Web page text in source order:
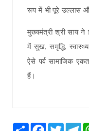
रूप में भी पूरे उल्लास
मुख्यमंत्री श्री साय
में सुख, समृद्धि,
ऐसे पर्व सामाजिक
हैं।
Share Facebook
Twitter